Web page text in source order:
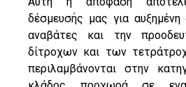
δέσμευσής μας για αυξημένη
αναβάτες και την
δίτροχων και των
περιλαμβάνονται στην